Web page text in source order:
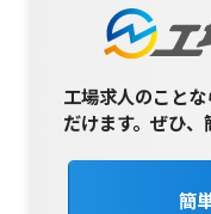
工場求人のこと
だけます。ぜひ、
簡